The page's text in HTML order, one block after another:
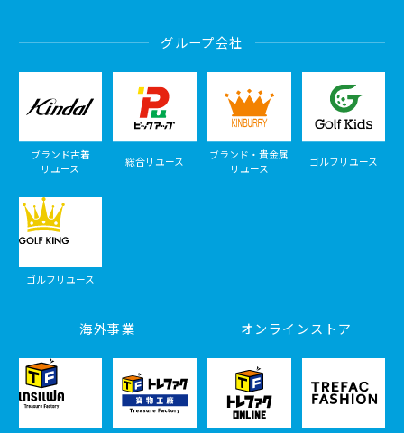
グループ会社
ブランド古着
リユース
総合リユース
ブランド・貴金属
リユース
ゴルフリユース
ゴルフリユース
海外事業 オンラインストア